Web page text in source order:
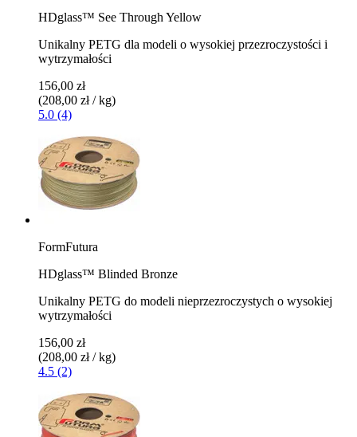
HDglass™ See Through Yellow
Unikalny PETG dla modeli o wysokiej przezroczystości i
wytrzymałości
156,00 zł
(208,00 zł / kg)
5.0 (4)
FormFutura
HDglass™ Blinded Bronze
Unikalny PETG do modeli nieprzezroczystych o wysokiej
wytrzymałości
156,00 zł
(208,00 zł / kg)
4.5 (2)